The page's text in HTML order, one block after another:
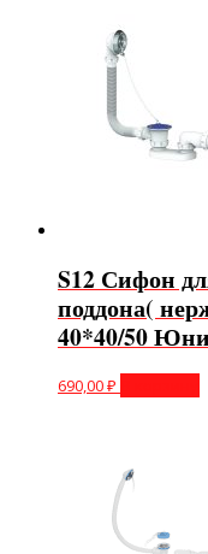
S12 Сифон
поддона(
40*40/50
690,00₽